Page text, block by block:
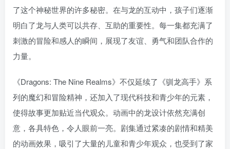
了这个神秘世界的许多秘密。在与龙的互动中，孩子们逐渐
明白了龙与人类可以共存、互助的重要性。每一集都充满了
刺激的冒险和感人的瞬间，展现了友谊、勇气和团队合作的
力量。
《Dragons: The Nine Realms》不仅延续了《驯龙高手》系
列的魔幻和冒险精神，还加入了现代科技和青少年的元素，
使得故事更加贴近当代观众。动画中的龙设计依然充满创
意，各具特色，令人眼前一亮。剧集通过紧凑的剧情和精美
的动画效果，吸引了大量的儿童和青少年观众，也受到了家